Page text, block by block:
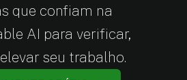
que confiam na
AI para verificar,
seu trabalho.